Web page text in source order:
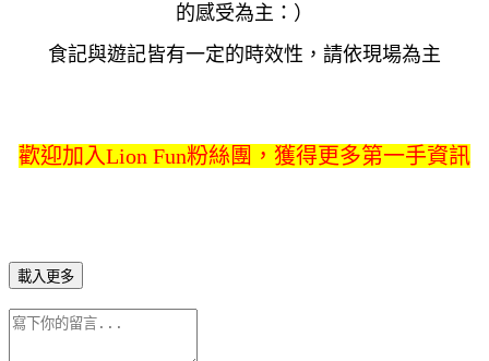
的感受為主：）
食記與遊記皆有一定的時效性，請依現場為主
歡迎加入Lion Fun粉絲團，獲得更多第一手資訊
載入更多